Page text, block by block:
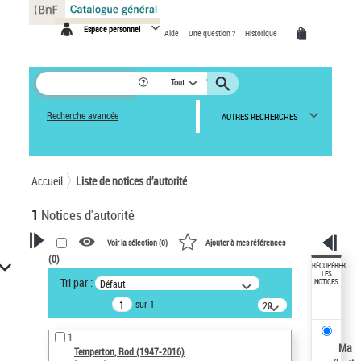
Espace personnel Aide Une question ? Historique
Tout
Recherche avancée AUTRES RECHERCHES
Accueil Liste de notices d’autorité
1 Notices d'autorité
VOTRE RECHERCHE
Recherche avancée dans les
notices d’autorité
Œuvres liées à l'auteur :
Temperton, Rod (1947-2016)
Voir la sélection (0) Ajouter à mes références
(0)
Tri par : Défaut
sur 1
20
résultats/page
1
Temperton, Rod (1947-2016)
RÉCUPÉRER
LES
NOTICES
Ma
Panneau de gestion des cookies